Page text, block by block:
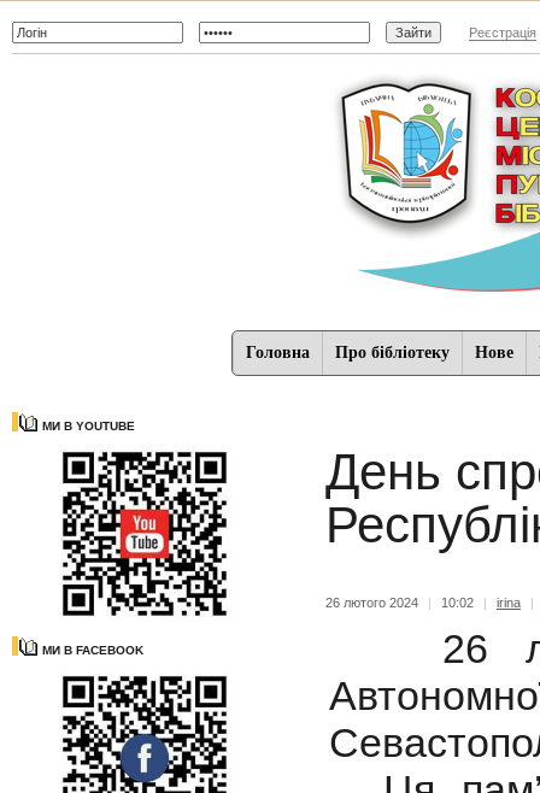
Реєстрація
Головна Про бібліотеку Нове
МИ В YOUTUBE
МИ В FACEBOOK
День
26 лютого 2024 | 10:02 | irina |
26